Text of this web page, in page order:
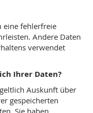
eine fehlerfreie
Andere Daten
verwendet
Ihrer Daten?
Auskunft über
gespeicherten
Sie haben